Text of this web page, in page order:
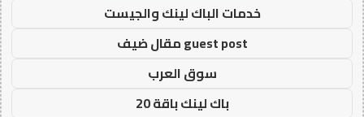
خدمات الباك لينك والجيست
guest post مقال ضيف
سوق العرب
باك لينك باقة 20